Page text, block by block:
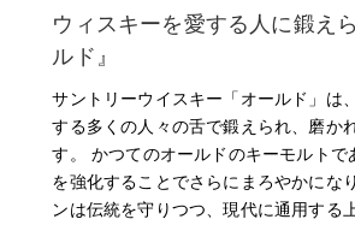
ウィスキーを愛する人に鍛え
ルド』
サントリーウイスキー「オールド」は
する多くの人々の舌で鍛えられ、磨か
す。 かつてのオールドのキーモルトで
を強化することでさらにまろやかにな
ンは伝統を守りつつ、現代に通用する